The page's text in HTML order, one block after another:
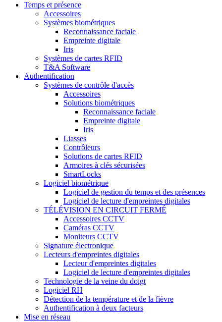
Temps et présence
Accessoires
Systèmes biométriques
Reconnaissance faciale
Empreinte digitale
Iris
Systèmes de cartes RFID
T&A Software
Authentification
Systèmes de contrôle d'accès
Accessoires
Solutions biométriques
Reconnaissance faciale
Empreinte digitale
Iris
Liasses
Contrôleurs
Solutions de cartes RFID
Armoires à clés sécurisées
SmartLocks
Logiciel biométrique
Logiciel de gestion du temps et des présences
Logiciel de lecture d'empreintes digitales
TÉLÉVISION EN CIRCUIT FERMÉ
Accessoires CCTV
Caméras CCTV
Moniteurs CCTV
Signature électronique
Lecteurs d'empreintes digitales
Lecteur d'empreintes digitales
Logiciel de lecture d'empreintes digitales
Technologie de la veine du doigt
Logiciel RH
Détection de la température et de la fièvre
Authentification à deux facteurs
Mise en réseau